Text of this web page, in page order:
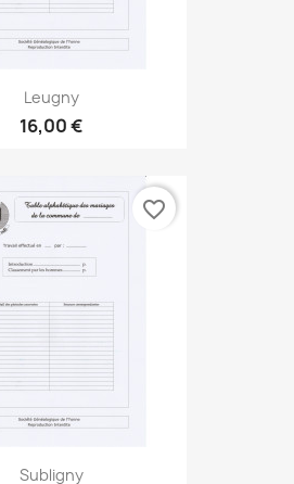
Leugny
16,00 €
Subligny
favorite_border